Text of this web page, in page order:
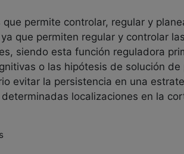
permite controlar, regular y
que permiten regular y controlar
siendo esta función reguladora
o las hipótesis de solución de
evitar la persistencia en una
localizaciones en la